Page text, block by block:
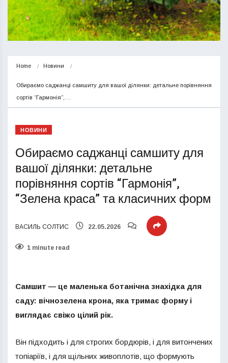
Home Новини
Обираємо саджанці самшиту для вашої ділянки: детальне порівняння
сортів “Гармонія”,…
НОВИНИ
Обираємо саджанці самшиту для
вашої ділянки: детальне
порівняння сортів “Гармонія”,
“Зелена краса” та класичних форм
ВАСИЛЬ СОЛТИС 22.05.2026
1 minute read
Самшит — це маленька ботанічна знахідка для
саду: вічнозелена крона, яка тримає форму і
виглядає свіжо цілий рік.
Він підходить і для строгих бордюрів, і для витончених
топіаріїв, і для щільних живоплотів, що формують